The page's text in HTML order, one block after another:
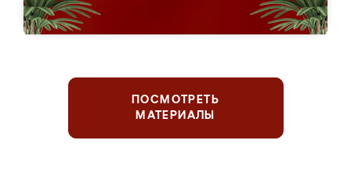
ПОСМОТРЕТЬ
МАТЕРИАЛЫ